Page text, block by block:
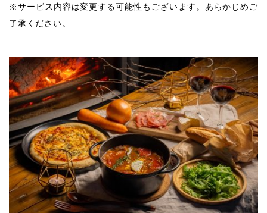
※サービス内容は変更する可能性もございます。あらかじめご
了承ください。